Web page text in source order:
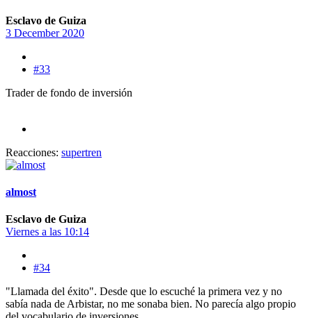
Esclavo de Guiza
3 December 2020
#33
Trader de fondo de inversión
Reacciones: supertren
almost
Esclavo de Guiza
Viernes a las 10:14
#34
"Llamada del éxito". Desde que lo escuché la primera vez y no
sabía nada de Arbistar, no me sonaba bien. No parecía algo propio